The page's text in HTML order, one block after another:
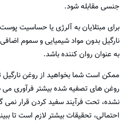
جنسی مقابله شود.
برای مبتلایان به آلرژی یا حساسیت
نارگیل بدون مواد شیمیایی و سموم
به عنوان روان کننده باشد.
ممکن است شما بخواهید از روغن نارگیل
روغن های تصفیه شده بیشتر فرآوری می
نشده، تحت فرآیند سفید کردن قرار نمی
احتمالی، تحقیقات بیشتر لازم است تا